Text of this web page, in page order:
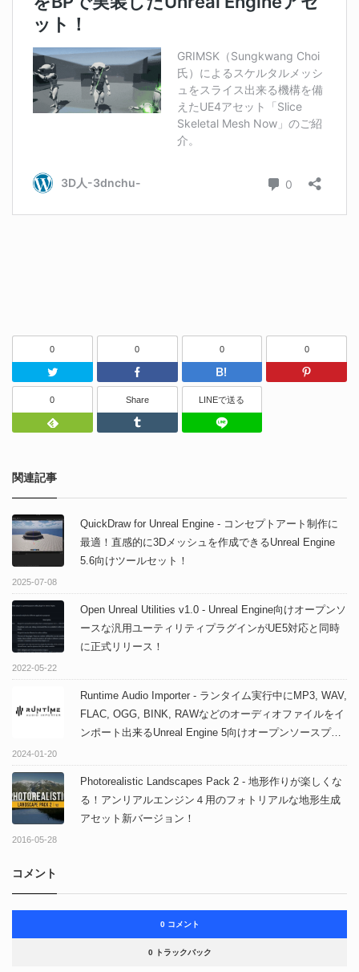
0
Twitter
0
Facebook
0
はてなブッ
0
0
Feedly
Share
Tumblr
LINEで送る
関連記事
QuickDraw for Unreal Engine - コンセプトアート制作に
最適！直感的に3Dメッシュを作成できるUnreal Engine
5.6向けツールセット！
2025-07-08
Open Unreal Utilities v1.0 - Unreal Engine向けオープンソ
ースな汎用ユーティリティプラグインがUE5対応と同時
に正式リリース！
2022-05-22
Runtime Audio Importer - ランタイム実行中にMP3, WAV,
FLAC, OGG, BINK, RAWなどのオーディオファイルをイ
ンポート出来るUnreal Engine 5向けオープンソースプラ
2024-01-20
Photorealistic Landscapes Pack 2 - 地形作りが楽しくな
る！アンリアルエンジン４用のフォトリアルな地形生成
アセット新バージョン！
2016-05-28
コメント
0 コメント
0 トラックバック